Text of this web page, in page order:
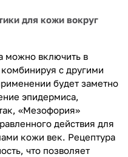
для кожи вокруг
можно включить в
с другими
будет заметно
эпидермиса,
«Мезофория»
действия для
кожи век. Рецептура
что позволяет